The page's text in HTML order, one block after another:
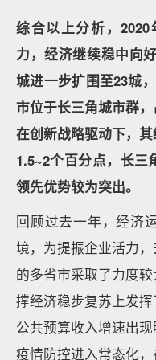
综合以上分析，
力，经济继续稳中向
城进一步扩围至23城
市位于长三角城市群，
在创新战略驱动下，
1.5~2个百分点，长三
领先优势较为突出。
回顾过去一年，经济
境，为提振企业活力
的多省市采取了力度
撑经济稳步复苏上发
公共预算收入增速出
疫情防控进入常态化